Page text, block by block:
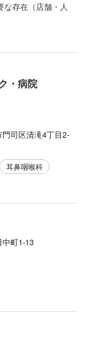
な存在（店舗・人
・病院
司区清滝4丁目2-
耳鼻咽喉科
町1-13